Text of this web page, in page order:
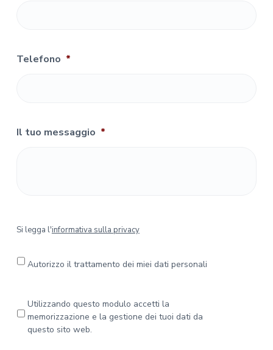
Telefono *
Il tuo messaggio *
S
e
l
Si legga l'informativa sulla privacy
Autorizzo il trattamento dei miei dati personali
r
Utilizzando questo modulo accetti la
memorizzazione e la gestione dei tuoi dati da
questo sito web.